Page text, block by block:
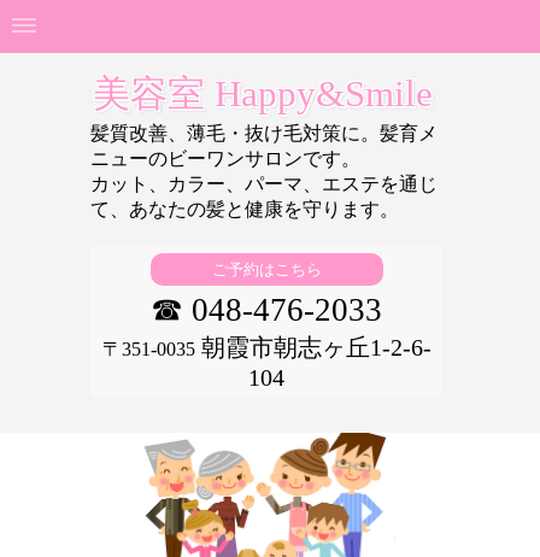
美容室 Happy&Smile
髪質改善、薄毛・抜け毛対策に。髪育メ
ニューのビーワンサロンです。
カット、カラー、パーマ、エステを通じ
て、あなたの髪と健康を守ります。
ご予約はこちら
☎ 048-476-2033
〒351-0035朝霞市朝志ヶ丘1-2-6-
104